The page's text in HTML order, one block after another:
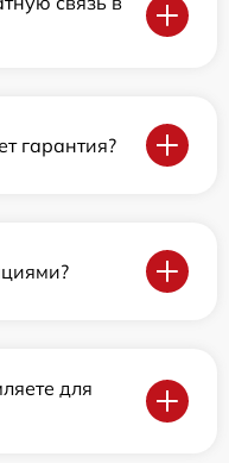
гарантия?
для